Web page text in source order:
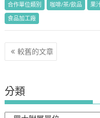
合作單位類別 咖啡/茶/飲品 果
食品加工廠
文
章
覽
較舊的文章
分類